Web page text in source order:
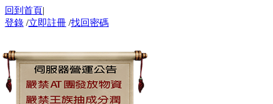
回到首頁|
登錄 /立即註冊 /找回密碼